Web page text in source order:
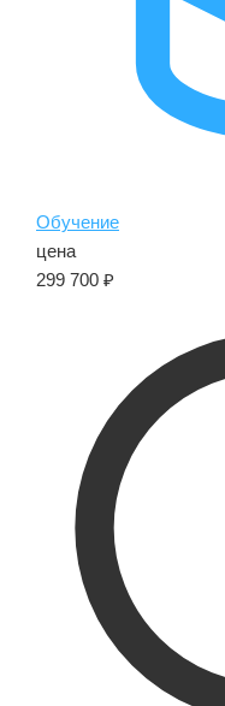
Обучение
цена
299 700